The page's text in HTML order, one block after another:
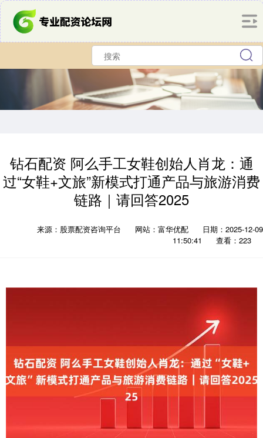
钻石配资 阿么手工女鞋创始人肖龙：通
过“女鞋+文旅”新模式打通产品与旅游消费
链路｜请回答2025
来源：股票配资咨询平台 网站：富华优配
日期：2025-12-09
11:50:41
查看：223